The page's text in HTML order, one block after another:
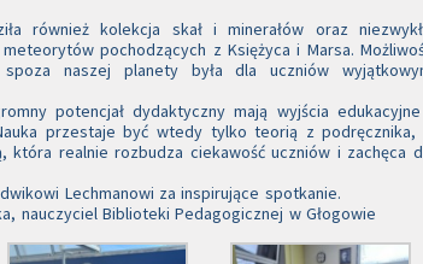
również kolekcja skał i minerałów oraz
pochodzących z Księżyca i Marsa.
naszej planety była dla uczniów
potencjał dydaktyczny mają wyjścia
przestaje być wtedy tylko teorią z podręcznika,
która realnie rozbudza ciekawość uczniów i zachęca
Lechmanowi za inspirujące spotkanie.
nauczyciel Biblioteki Pedagogicznej w Głogowie